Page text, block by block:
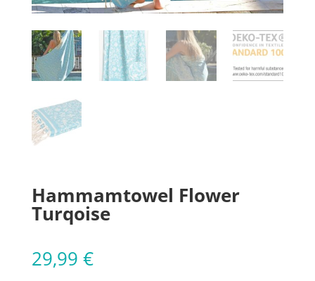
Hammamtowel Flower
Turqoise
29,99 €